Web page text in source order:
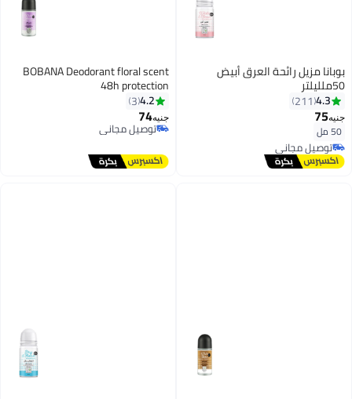
بوبانا مزيل رائحة العرق أبيض
50ملليلتر
4.3
211
جنيه75
50 مل
توصيل مجاني
باقي 2 وحدات في المخزون
توصيل مجاني
BOBANA Deodorant floral scent
48h protection
4.2
3
جنيه74
توصيل مجاني
توصيل مجاني